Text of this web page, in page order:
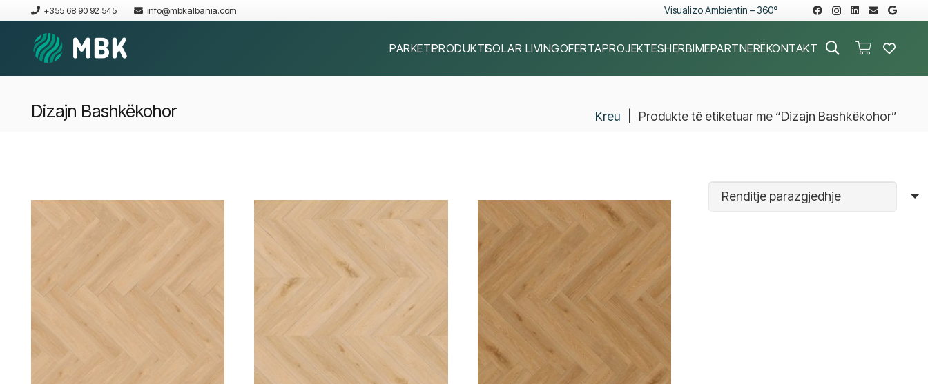
+355 68 90 92 545 info@mbkalbania.com Visualizo Ambientin – 360°
PARKETEPRODUKTESOLAR LIVINGOFERTAPROJEKTESHERBIMEPARTNERËKONTAKT
Dizajn Bashkëkohor Kreu Produkte të etiketuar me “Dizajn Bashkëkohor”